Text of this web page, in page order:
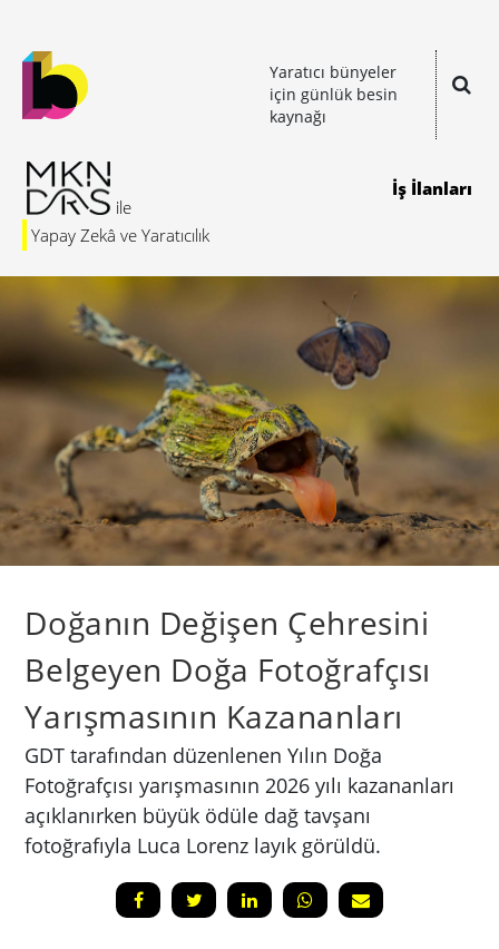
Yaratıcı bünyeler
için günlük besin
kaynağı
Yapay Zekâ ve Yaratıcılık
İş İlanları
Doğanın Değişen Çehresini
Belgeyen Doğa Fotoğrafçısı
Yarışmasının Kazananları
GDT tarafından düzenlenen Yılın Doğa
Fotoğrafçısı yarışmasının 2026 yılı kazananları
açıklanırken büyük ödüle dağ tavşanı
fotoğrafıyla Luca Lorenz layık görüldü.